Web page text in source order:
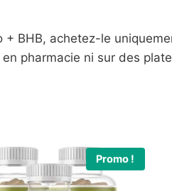
+ BHB, achetez-le
pharmacie ni sur des
Promo !